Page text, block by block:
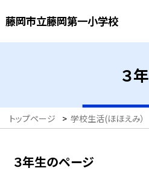
藤岡市立藤岡第一小学校
３年
トップページ > 学校生活(ほほえみ）
３年生のページ